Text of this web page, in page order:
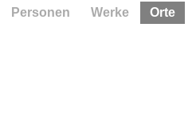
Personen Werke Orte